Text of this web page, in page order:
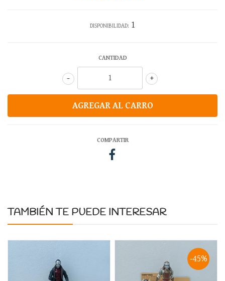
DISPONIBILIDAD: 1
CANTIDAD
+
-
COMPARTIR
TAMBIÉN TE PUEDE INTERESAR
-45%